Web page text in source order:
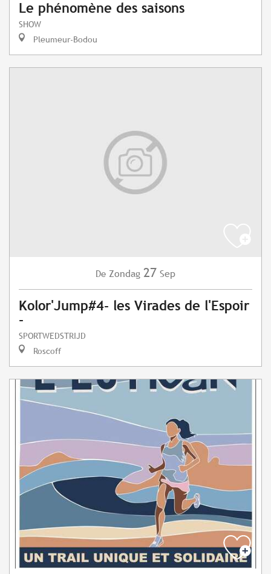
Le phénomène des saisons
SHOW
Pleumeur-Bodou
De Zondag 27 Sep
Kolor'Jump#4- les Virades de l'Espoir
-
SPORTWEDSTRIJD
Roscoff